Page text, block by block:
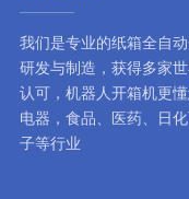
我们是专业的纸箱全自动
研发与制造，获得多家
认可， 机器人开箱机更
电器，食品、医药、日
子等行业